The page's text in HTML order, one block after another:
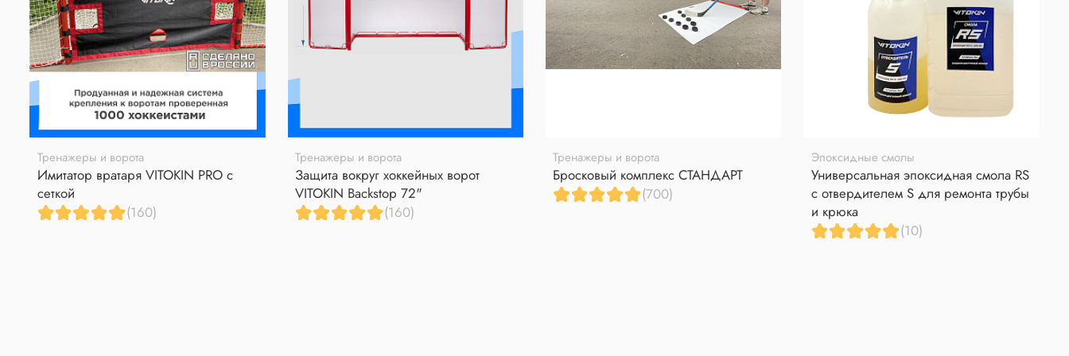
Тренажеры и ворота
Имитатор вратаря VITOKIN PRO с
сеткой
(160)
Тренажеры и ворота
Защита вокруг хоккейных ворот
VITOKIN Backstop 72"
(160)
Тренажеры и ворота
Бросковый комплекс СТАНДАРТ
(700)
Эпоксидные смолы
Универсальная эпоксидная смола RS
с отвердителем S для ремонта трубы
и крюка
(10)